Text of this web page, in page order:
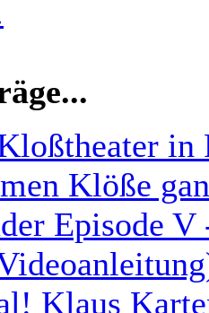
in
Klöße
Episode
Klaus